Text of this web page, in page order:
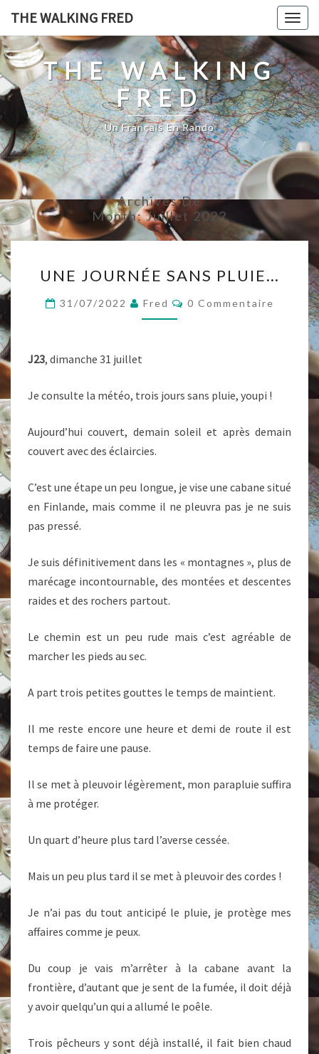
content
THE WALKING FRED
THE WALKING
FRED
Un Français En Rando
Archives De
Month:Juillet 2022
JOURNÉE
SANS
PLUIE…
UNE JOURNÉE SANS PLUIE…
31/07/2022 Fred Commentaires
0 Commentaire
J23, dimanche 31 juillet
Je consulte la météo, trois jours sans pluie, youpi !
Aujourd’hui couvert, demain soleil et après demain
couvert avec des éclaircies.
C’est une étape un peu longue, je vise une cabane situé
en Finlande, mais comme il ne pleuvra pas je ne suis
pas pressé.
Je suis définitivement dans les « montagnes », plus de
marécage incontournable, des montées et descentes
raides et des rochers partout.
Le chemin est un peu rude mais c’est agréable de
marcher les pieds au sec.
A part trois petites gouttes le temps de maintient.
Il me reste encore une heure et demi de route il est
temps de faire une pause.
Il se met à pleuvoir légèrement, mon parapluie suffira
à me protéger.
Un quart d’heure plus tard l’averse cessée.
Mais un peu plus tard il se met à pleuvoir des cordes !
Je n’ai pas du tout anticipé le pluie, je protège mes
affaires comme je peux.
Du coup je vais m’arrêter à la cabane avant la
frontière, d’autant que je sent de la fumée, il doit déjà
y avoir quelqu’un qui a allumé le poêle.
Trois pêcheurs y sont déjà installé, il fait bien chaud